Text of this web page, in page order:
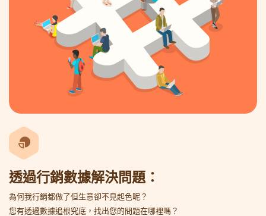
透過行銷數據解決問題：
為何我行銷都做了但生意卻不見起色呢？
您有透過數據追根究底，找出您的問題在哪裡嗎？